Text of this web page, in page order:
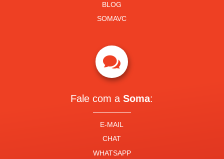
BLOG
SOMAVC

Fale com aSoma:
E-MAIL
CHAT
WHATSAPP